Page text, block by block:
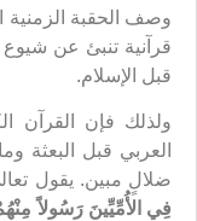
وصف الحقبة الزمنية
قرآنية تنبئ عن شيوع
قبل الإسلام.
ولذلك فإن القرآن
العربي قبل البعثة
ضلالٍ مبين. يقول
فِي الأُمِّيِّينَ رَسُولاً